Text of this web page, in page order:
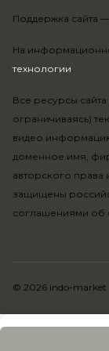
На
технологии.
Все ресурсы
ограничиваясь)
видео
доменное имя,
авторского права
защищены
соглашениями об
Поддержка сайта —
© 2026 indo-market